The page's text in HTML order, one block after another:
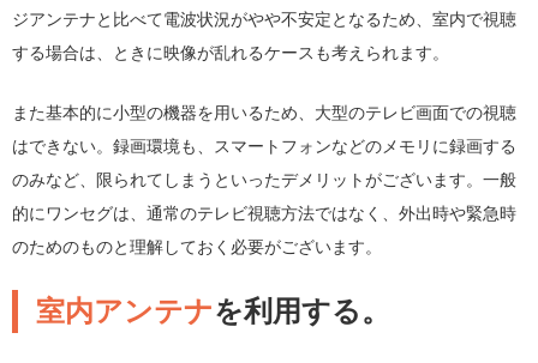
ジアンテナと比べて電波状況がやや不安定となるため、室内で視聴
する場合は、ときに映像が乱れるケースも考えられます。
また基本的に小型の機器を用いるため、大型のテレビ画面での視聴
はできない。録画環境も、スマートフォンなどのメモリに録画する
のみなど、限られてしまうといったデメリットがございます。一般
的にワンセグは、通常のテレビ視聴方法ではなく、外出時や緊急時
のためのものと理解しておく必要がございます。
室内アンテナを利用する。